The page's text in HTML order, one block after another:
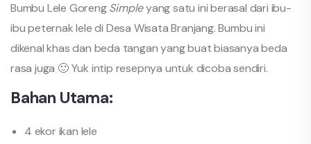
Bumbu Lele GorengSimpleyang satu ini berasal dari ibu-
ibu peternak lele di Desa Wisata Branjang. Bumbu ini
dikenal khas dan beda tangan yang buat biasanya beda
rasa juga 🙂 Yuk intip resepnya untuk dicoba sendiri.
Bahan Utama:
4 ekor ikan lele